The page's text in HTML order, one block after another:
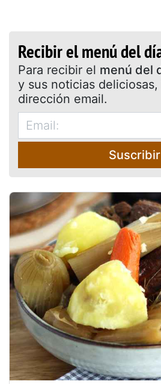
Recibir el menú del
Para recibir el menú del
y sus noticias
dirección email.
Suscribir